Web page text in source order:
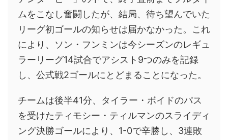
ムをこなし奮闘したが、結局、待ち望んでいた
リーグ初ゴールの知らせは届かなかった。これ
により、ソン・フンミンは今シーズンのレギュ
ラーリーグ14試合でアシスト9つのみを記録
し、公式戦2ゴールにとどまることになった。
チームは後半41分、タイラー・ボイドのパス
を受けたティモシー・ティルマンのスライディ
ング決勝ゴールにより、1-0で辛勝し、3連敗